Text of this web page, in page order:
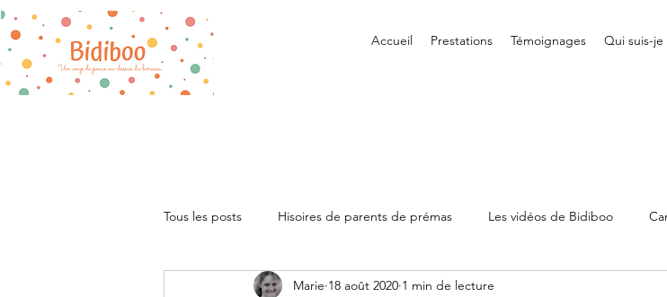
Accueil Prestations Témoignages Qui suis-je
Tous les posts Hisoires de parents de prémas Les vidéos de Bidiboo
Recommandations Vie quotidienne Bidiboo
Marie 18 août 2020 1 min de lecture